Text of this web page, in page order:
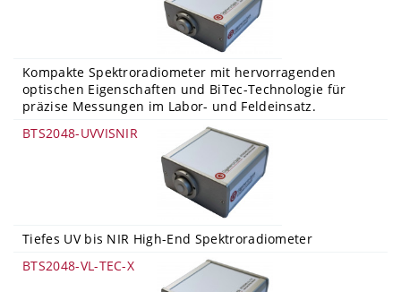
Kompakte Spektroradiometer mit hervorragenden
optischen Eigenschaften und BiTec-Technologie für
präzise Messungen im Labor- und Feldeinsatz.
BTS2048-UVVISNIR
Tiefes UV bis NIR High-End Spektroradiometer
BTS2048-VL-TEC-X